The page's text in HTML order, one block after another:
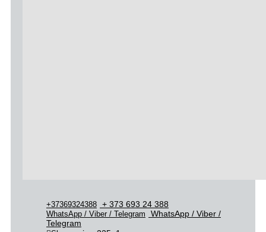
+37369324388 + 373 693 24 388
WhatsApp / Viber / Telegram
WhatsApp / Viber /
Telegram